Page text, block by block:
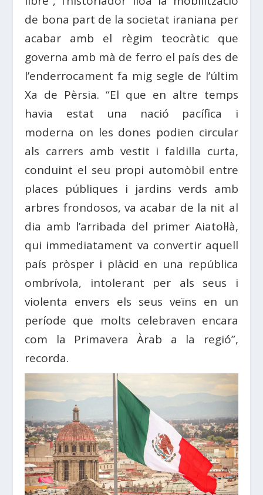
de bona part de la societat iraniana per
acabar amb el règim teocràtic que
governa amb mà de ferro el país des de
l’enderrocament fa mig segle de l’últim
Xa de Pèrsia. “El que en altre temps
havia estat una nació pacífica i
moderna on les dones podien circular
als carrers amb vestit i faldilla curta,
conduint el seu propi automòbil entre
places públiques i jardins verds amb
arbres frondosos, va acabar de la nit al
dia amb l’arribada del primer Aiatol·là,
qui immediatament va convertir aquell
país pròsper i plàcid en una república
ombrívola, intolerant per als seus i
violenta envers els seus veïns en un
període que molts celebraven encara
com la Primavera Àrab a la regió”,
recorda.